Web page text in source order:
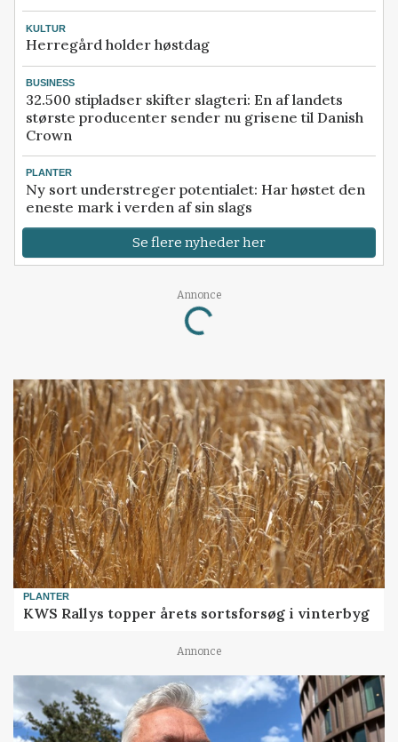
KULTUR
Herregård holder høstdag
BUSINESS
32.500 stipladser skifter slagteri: En af landets
største producenter sender nu grisene til Danish
Crown
PLANTER
Ny sort understreger potentialet: Har høstet den
eneste mark i verden af sin slags
Se flere nyheder her
Annonce
Loading...
PLANTER
KWS Rallys topper årets sortsforsøg i vinterbyg
Annonce